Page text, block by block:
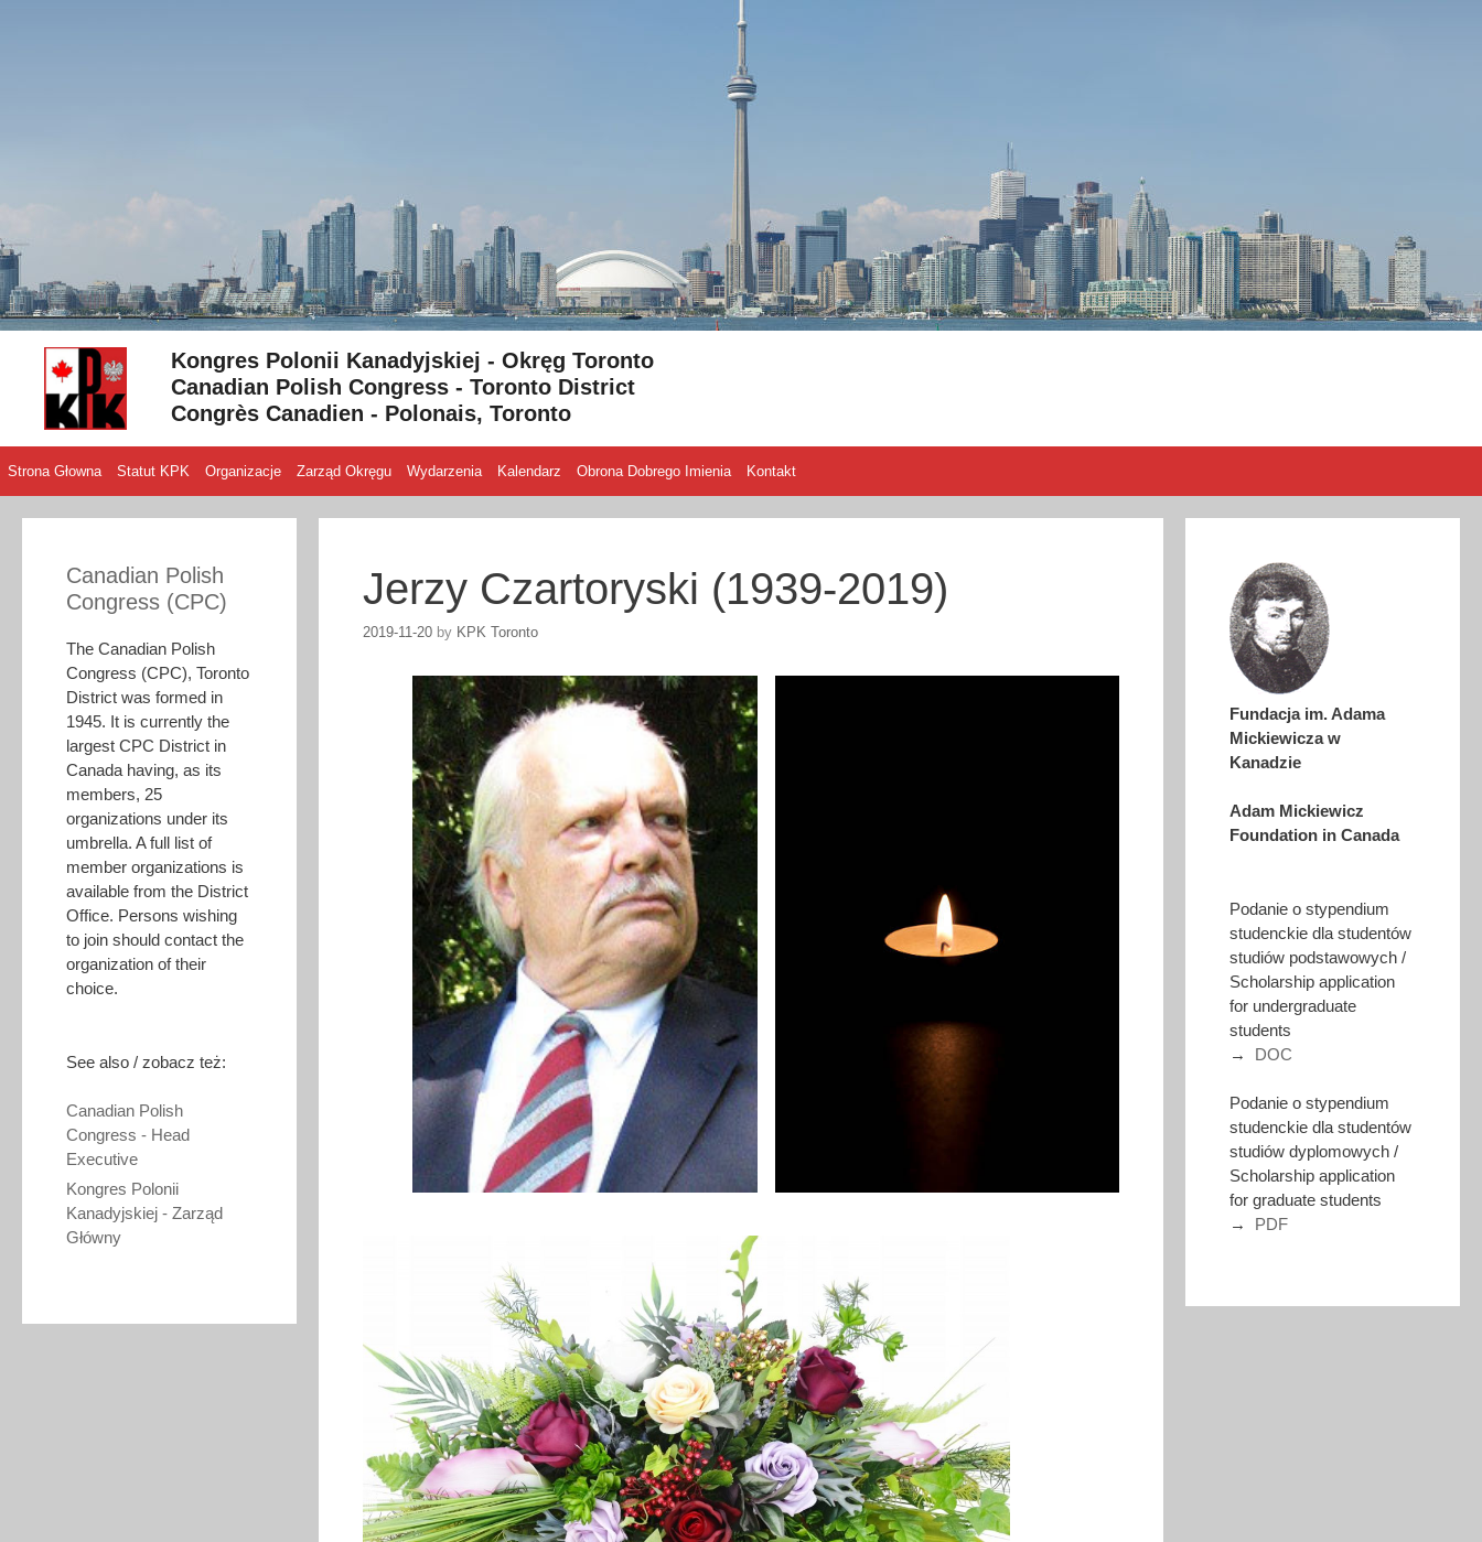
Kongres Polonii Kanadyjskiej - Okręg Toronto
Canadian Polish Congress - Toronto District
Congrès Canadien - Polonais, Toronto
Strona Głowna Statut KPK Organizacje Zarząd Okręgu Wydarzenia Kalendarz Obrona Dobrego Imienia Kontakt
Jerzy Czartoryski (1939-2019)
2019-11-20 by KPK Toronto
Canadian Polish
Congress (CPC)
The Canadian Polish
Congress (CPC), Toronto
District was formed in
1945. It is currently the
largest CPC District in
Canada having, as its
members, 25
organizations under its
umbrella. A full list of
member organizations is
available from the District
Office. Persons wishing
to join should contact the
organization of their
choice.
See also / zobacz też:
Canadian Polish
Congress - Head
Executive
Kongres Polonii
Kanadyjskiej - Zarząd
Główny
Fundacja im. Adama
Mickiewicza w
Kanadzie
Adam Mickiewicz
Foundation in Canada
Podanie o stypendium
studenckie dla studentów
studiów podstawowych /
Scholarship application
for undergraduate
students
→ DOC
Podanie o stypendium
studenckie dla studentów
studiów dyplomowych /
Scholarship application
for graduate students
→ PDF